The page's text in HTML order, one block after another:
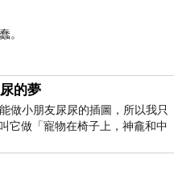
。
的夢
做小朋友尿尿的插圖，所以我只
它做「寵物在椅子上，神龕和中
。 六月底